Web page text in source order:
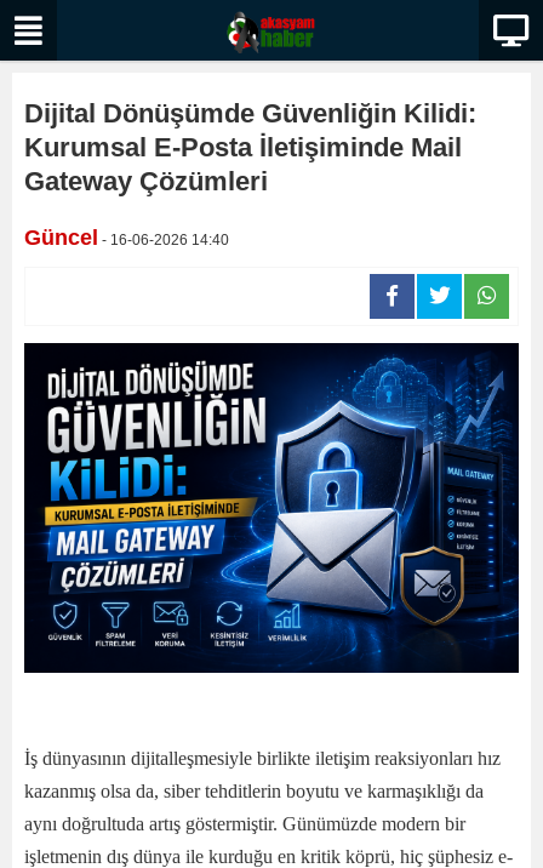
Dijital Dönüşümde Güvenliğin Kilidi:
Kurumsal E-Posta İletişiminde Mail
Gateway Çözümleri
Güncel - 16-06-2026 14:40
İş dünyasının dijitalleşmesiyle birlikte iletişim reaksiyonları hız
kazanmış olsa da, siber tehditlerin boyutu ve karmaşıklığı da
aynı doğrultuda artış göstermiştir. Günümüzde modern bir
işletmenin dış dünya ile kurduğu en kritik köprü, hiç şüphesiz e-